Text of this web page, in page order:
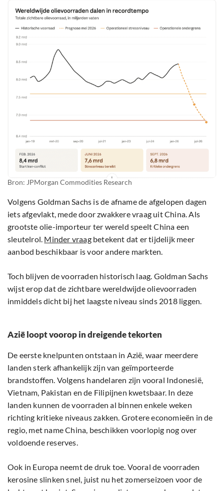
Bron: JPMorgan Commodities Research
Volgens Goldman Sachs is de afname de afgelopen dagen
iets afgevlakt, mede door zwakkere vraag uit China. Als
grootste olie-importeur ter wereld speelt China een
sleutelrol. Minder vraagbetekent dat er tijdelijk meer
aanbod beschikbaar is voor andere markten.
Toch blijven de voorraden historisch laag. Goldman Sachs
wijst erop dat de zichtbare wereldwijde olievoorraden
inmiddels dicht bij het laagste niveau sinds 2018 liggen.
Azië loopt voorop in dreigende tekorten
De eerste knelpunten ontstaan in Azië, waar meerdere
landen sterk afhankelijk zijn van geïmporteerde
brandstoffen. Volgens handelaren zijn vooral Indonesië,
Vietnam, Pakistan en de Filipijnen kwetsbaar. In deze
landen kunnen de voorraden al binnen enkele weken
richting kritieke niveaus zakken. Grotere economieën in de
regio, met name China, beschikken voorlopig nog over
voldoende reserves.
Ook in Europa neemt de druk toe. Vooral de voorraden
kerosine slinken snel, juist nu het zomerseizoen voor de